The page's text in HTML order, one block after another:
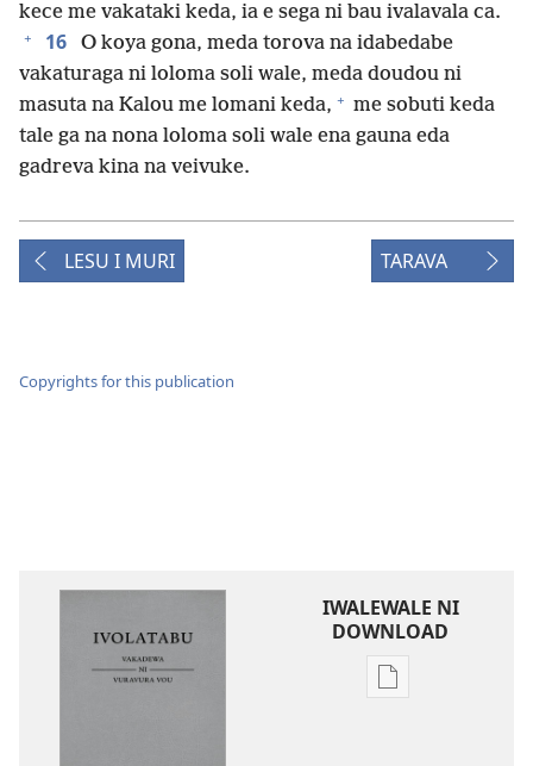
kece me vakataki keda, ia e sega ni bau ivalavala ca.
+ 16
O koya gona, meda torova na idabedabe
vakaturaga ni loloma soli wale, meda doudou ni
masuta na Kalou me lomani keda, + me sobuti keda
tale ga na nona loloma soli wale ena gauna eda
gadreva kina na veivuke.
LESU I MURI TARAVA
Copyrights for this publication
IWALEWALE NI
DOWNLOAD
Sala